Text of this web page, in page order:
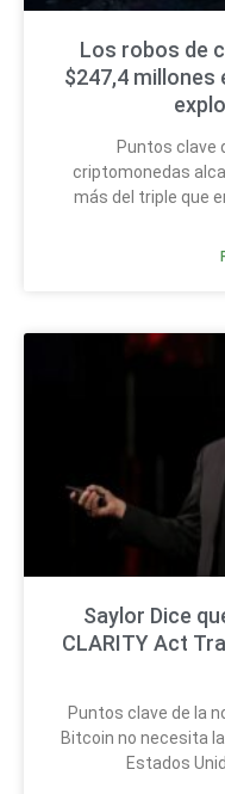
Los robos de
$247,4 millones
Puntos clave
criptomonedas
más del triple que
Saylor Dice
CLARITY Act
Puntos clave de la
Bitcoin no necesita
Estados